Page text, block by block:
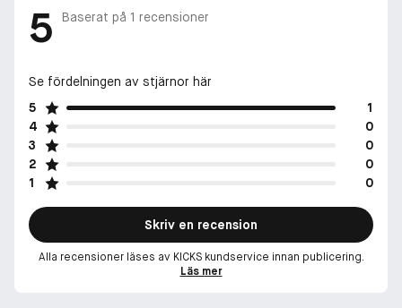
5 Baserat på 1 recensioner
Se fördelningen av stjärnor här
5
1
4
0
3
0
2
0
1
0
Skriv en recension
Alla recensioner läses av KICKS kundservice innan publicering.
Läs mer